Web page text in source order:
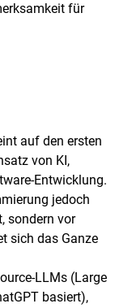
für
auf den ersten
von KI,
Entwicklung.
jedoch
sondern vor
sich das Ganze
LLMs (Large
basiert),